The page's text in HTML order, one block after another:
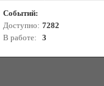
Событий:
Доступно: 7282
В работе:
3